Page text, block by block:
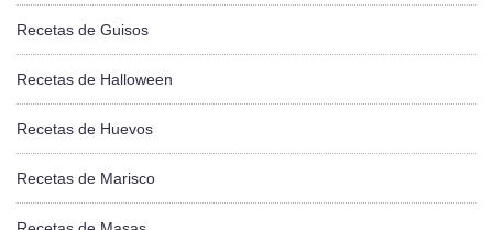
Recetas de Guisos
Recetas de Halloween
Recetas de Huevos
Recetas de Marisco